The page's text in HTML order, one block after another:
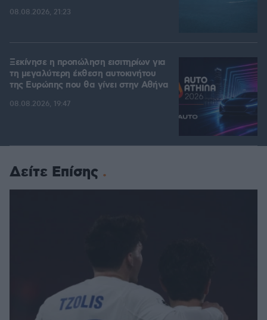
08.08.2026, 21:23
Ξεκίνησε η προπώληση εισιτηρίων για
τη μεγαλύτερη έκθεση αυτοκινήτου
της Ευρώπης που θα γίνει στην Αθήνα
08.08.2026, 19:47
Δείτε Επίσης